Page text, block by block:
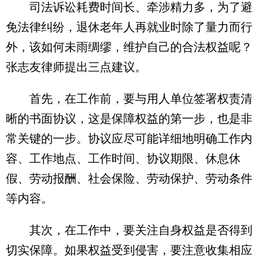
司法诉讼耗费时间长、牵涉精力多，为了避
免法律纠纷，退休老年人再就业时除了量力而行
外，该如何未雨绸缪，维护自己的合法权益呢？
张志友律师提出三点建议。
首先，在工作前，要与用人单位签署权责清
晰的书面协议，这是保障权益的第一步，也是非
常关键的一步。协议应尽可能详细地明确工作内
容、工作地点、工作时间、协议期限、休息休
假、劳动报酬、社会保险、劳动保护、劳动条件
等内容。
其次，在工作中，要关注自身权益是否得到
切实保障。如果权益受到侵害，要注意收集相应